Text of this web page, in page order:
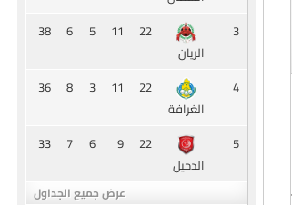
3
الريان
22
11
5
6
38
4
الغرافة
22
11
3
8
36
5
الدحيل
22
9
6
7
33
عرض جميع الجداول